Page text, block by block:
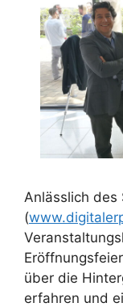
Anlässlich des
(
über die
erfahren und